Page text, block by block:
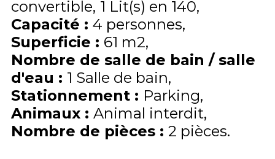
convertible 1 Lit(s) en 140
Capacité : 4 personnes
Superficie : 61 m2
Nombre de salle de bain / salle
d'eau : 1 Salle de bain
Stationnement : Parking
Animaux : Animal interdit
Nombre de pièces : 2 pièces